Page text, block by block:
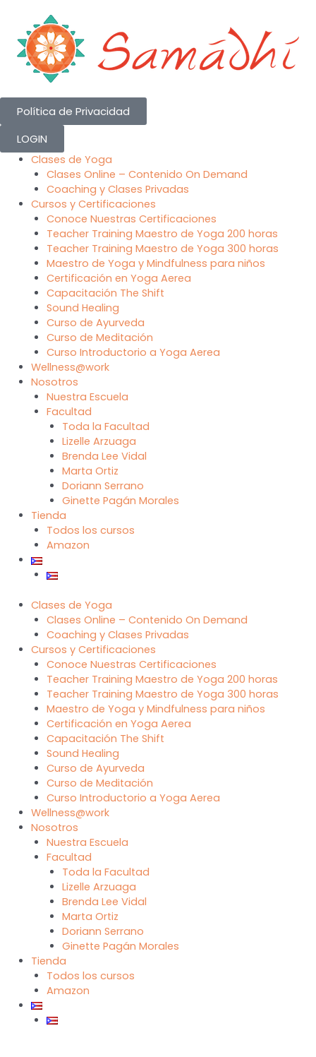
content
Política de Privacidad
LOGIN
Clases de Yoga
Clases Online – Contenido On Demand
Coaching y Clases Privadas
Cursos y Certificaciones
Conoce Nuestras Certificaciones
Teacher Training Maestro de Yoga 200 horas
Teacher Training Maestro de Yoga 300 horas
Maestro de Yoga y Mindfulness para niños
Certificación en Yoga Aerea
Capacitación The Shift
Sound Healing
Curso de Ayurveda
Curso de Meditación
Curso Introductorio a Yoga Aerea
Wellness@work
Nosotros
Nuestra Escuela
Facultad
Toda la Facultad
Lizelle Arzuaga
Brenda Lee Vidal
Marta Ortiz
Doriann Serrano
Ginette Pagán Morales
Tienda
Todos los cursos
Amazon
Clases de Yoga
Clases Online – Contenido On Demand
Coaching y Clases Privadas
Cursos y Certificaciones
Conoce Nuestras Certificaciones
Teacher Training Maestro de Yoga 200 horas
Teacher Training Maestro de Yoga 300 horas
Maestro de Yoga y Mindfulness para niños
Certificación en Yoga Aerea
Capacitación The Shift
Sound Healing
Curso de Ayurveda
Curso de Meditación
Curso Introductorio a Yoga Aerea
Wellness@work
Nosotros
Nuestra Escuela
Facultad
Toda la Facultad
Lizelle Arzuaga
Brenda Lee Vidal
Marta Ortiz
Doriann Serrano
Ginette Pagán Morales
Tienda
Todos los cursos
Amazon